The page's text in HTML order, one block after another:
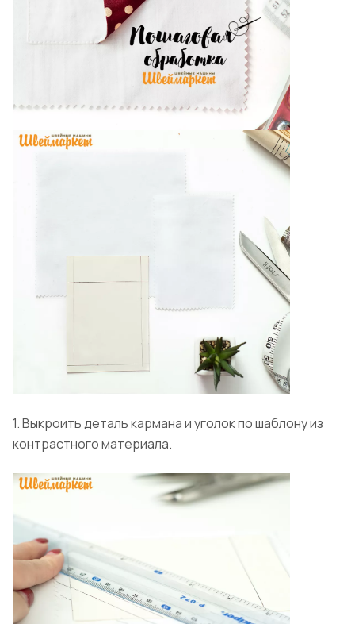
1. Выкроить деталь кармана и уголок по шаблону из
контрастного материала.